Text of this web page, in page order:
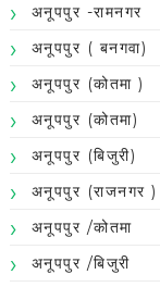
अनूपपुर -रामनगर
अनूपपुर ( बनगवा)
अनूपपुर (कोतमा )
अनूपपुर (कोतमा)
अनूपपुर (बिजुरी)
अनूपपुर (राजनगर )
अनूपपुर /कोतमा
अनूपपुर /बिजुरी